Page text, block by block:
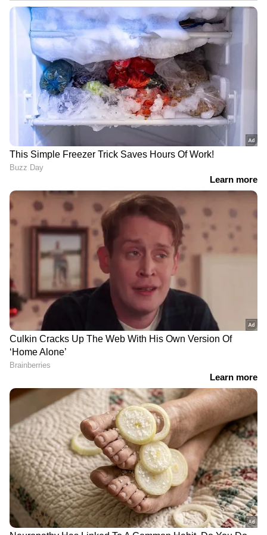
'ഞാൻ അവരുടെ കൂടെ പോകുന്നില്ല. അവർക്ക്
എന്ത് വേണമെങ്കിലും കൊടുക്കാം. ഞാന്‍
DOWNLOAD APP
RECOMMENDED STORIES